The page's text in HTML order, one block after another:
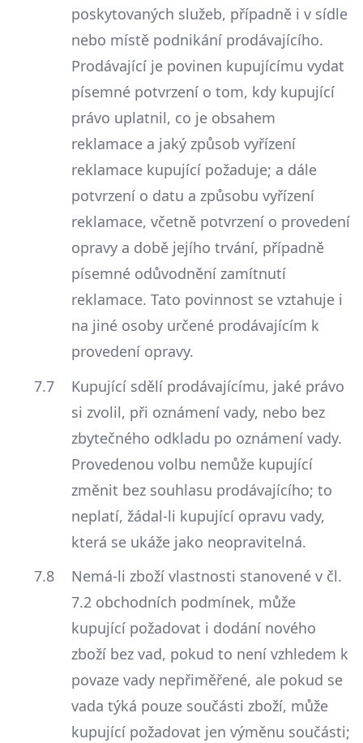
poskytovaných služeb, případně i v sídle
nebo místě podnikání prodávajícího.
Prodávající je povinen kupujícímu vydat
písemné potvrzení o tom, kdy kupující
právo uplatnil, co je obsahem
reklamace a jaký způsob vyřízení
reklamace kupující požaduje; a dále
potvrzení o datu a způsobu vyřízení
reklamace, včetně potvrzení o provedení
opravy a době jejího trvání, případně
písemné odůvodnění zamítnutí
reklamace. Tato povinnost se vztahuje i
na jiné osoby určené prodávajícím k
provedení opravy.
Kupující sdělí prodávajícímu, jaké právo
si zvolil, při oznámení vady, nebo bez
zbytečného odkladu po oznámení vady.
Provedenou volbu nemůže kupující
změnit bez souhlasu prodávajícího; to
neplatí, žádal-li kupující opravu vady,
která se ukáže jako neopravitelná.
Nemá-li zboží vlastnosti stanovené v čl.
7.2 obchodních podmínek, může
kupující požadovat i dodání nového
zboží bez vad, pokud to není vzhledem k
povaze vady nepřiměřené, ale pokud se
vada týká pouze součásti zboží, může
kupující požadovat jen výměnu součásti;